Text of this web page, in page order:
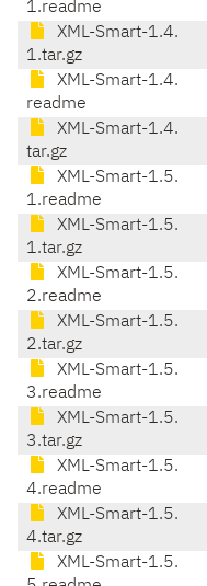
1.readme
XML-Smart-1.4.
1.tar.gz
XML-Smart-1.4.
readme
XML-Smart-1.4.
tar.gz
XML-Smart-1.5.
1.readme
XML-Smart-1.5.
1.tar.gz
XML-Smart-1.5.
2.readme
XML-Smart-1.5.
2.tar.gz
XML-Smart-1.5.
3.readme
XML-Smart-1.5.
3.tar.gz
XML-Smart-1.5.
4.readme
XML-Smart-1.5.
4.tar.gz
XML-Smart-1.5.